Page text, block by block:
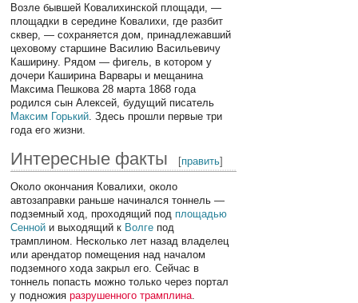
Возле бывшей Ковалихинской площади, —
площадки в середине Ковалихи, где разбит
сквер, — сохраняется дом, принадлежавший
цеховому старшине Василию Васильевичу
Каширину. Рядом — фигель, в котором у
дочери Каширина Варвары и мещанина
Максима Пешкова 28 марта 1868 года
родился сын Алексей, будущий писатель
Максим Горький . Здесь прошли первые три
года его жизни.
Интересные факты [править]
Около окончания Ковалихи, около
автозаправки раньше начинался тоннель —
подземный ход, проходящий под площадью
Сенной и выходящий к Волге под
трамплином. Несколько лет назад владелец
или арендатор помещения над началом
подземного хода закрыл его. Сейчас в
тоннель попасть можно только через портал
у подножияразрушенного трамплина.